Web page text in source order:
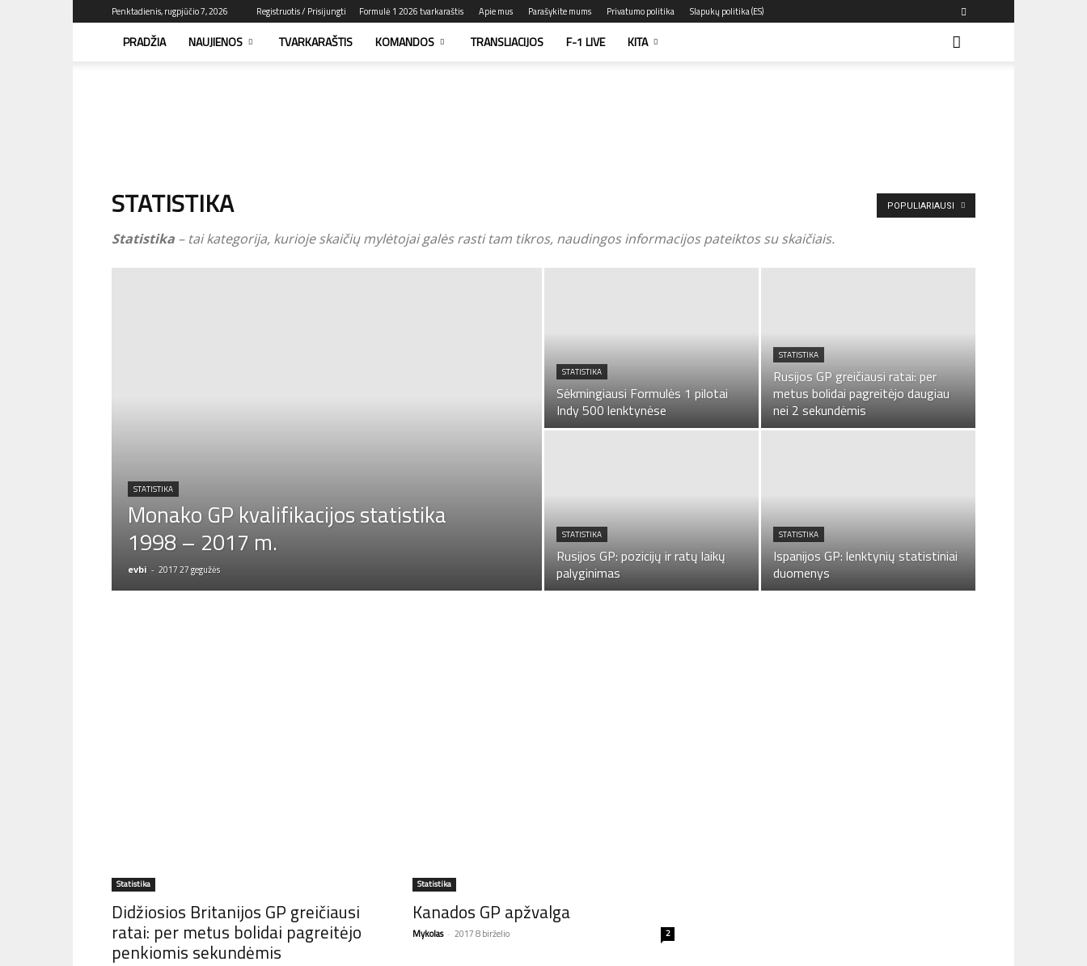
Penktadienis, rugpjūčio 7, 2026 Registruotis / Prisijungti Formulė 1 2026 tvarkaraštis Apie mus Parašykite mums Privatumo politika Slapukų politika (ES)
PRADŽIA NAUJIENOS TVARKARAŠTIS KOMANDOS TRANSLIACIJOS F-1 LIVE KITA
STATISTIKA
Statistika – tai kategorija, kurioje skaičių mylėtojai galės rasti tam tikros, naudingos informacijos pateiktos su skaičiais.
POPULIARIAUSI
STATISTIKA
Monako GP kvalifikacijos statistika
1998 – 2017 m.
evbi - 2017 27 gegužės
STATISTIKA
Sėkmingiausi Formulės 1 pilotai
Indy 500 lenktynėse
STATISTIKA
Rusijos GP greičiausi ratai: per
metus bolidai pagreitėjo daugiau
nei 2 sekundėmis
STATISTIKA
Rusijos GP: pozicijų ir ratų laikų
palyginimas
STATISTIKA
Ispanijos GP: lenktynių statistiniai
duomenys
Statistika
Didžiosios Britanijos GP greičiausi
ratai: per metus bolidai pagreitėjo
penkiomis sekundėmis
Statistika
Kanados GP apžvalga
Mykolas - 2017 8 birželio 2